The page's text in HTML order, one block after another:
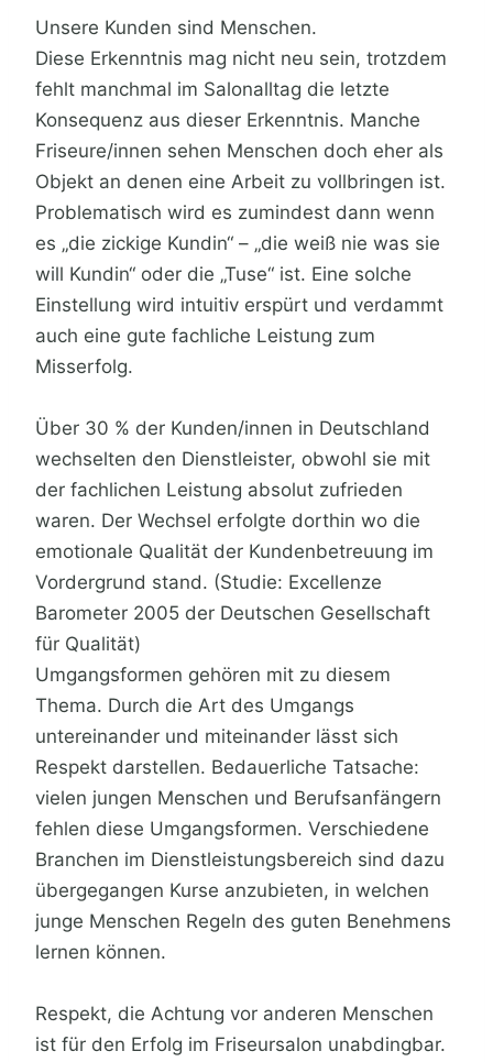
Unsere Kunden sind Menschen.
Diese Erkenntnis mag nicht neu sein, trotzdem
fehlt manchmal im Salonalltag die letzte
Konsequenz aus dieser Erkenntnis. Manche
Friseure/innen sehen Menschen doch eher als
Objekt an denen eine Arbeit zu vollbringen ist.
Problematisch wird es zumindest dann wenn
es „die zickige Kundin“ – „die weiß nie was sie
will Kundin“ oder die „Tuse“ ist. Eine solche
Einstellung wird intuitiv erspürt und verdammt
auch eine gute fachliche Leistung zum
Misserfolg.
Über 30 % der Kunden/innen in Deutschland
wechselten den Dienstleister, obwohl sie mit
der fachlichen Leistung absolut zufrieden
waren. Der Wechsel erfolgte dorthin wo die
emotionale Qualität der Kundenbetreuung im
Vordergrund stand. (Studie: Excellenze
Barometer 2005 der Deutschen Gesellschaft
für Qualität)
Umgangsformen gehören mit zu diesem
Thema. Durch die Art des Umgangs
untereinander und miteinander lässt sich
Respekt darstellen. Bedauerliche Tatsache:
vielen jungen Menschen und Berufsanfängern
fehlen diese Umgangsformen. Verschiedene
Branchen im Dienstleistungsbereich sind dazu
übergegangen Kurse anzubieten, in welchen
junge Menschen Regeln des guten Benehmens
lernen können.
Respekt, die Achtung vor anderen Menschen
ist für den Erfolg im Friseursalon unabdingbar.